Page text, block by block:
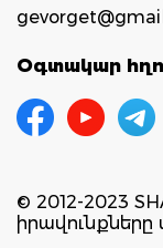
Օգտակար
© 2012-2023